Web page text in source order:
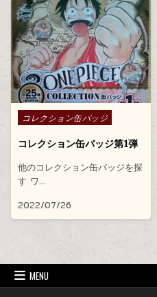
Posted in
コレクション缶バッジ
コレクション缶バッジ第1弾
他のコレクション缶バッジを探
す ワ…
2022/07/26
MENU